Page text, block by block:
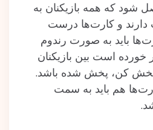
شود که همه بازیکنان به
و کارت‌ها درست
باید به صورت رندوم
خورده است بین بازیکنان
پخش کن، پخش شده باشد.
هم باید به سمت